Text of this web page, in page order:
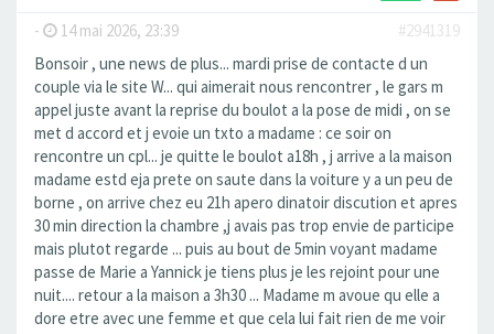
- 14 mai 2026, 23:39
#2941319
Bonsoir , une news de plus... mardi prise de contacte d un
couple via le site W... qui aimerait nous rencontrer , le gars m
appel juste avant la reprise du boulot a la pose de midi , on se
met d accord et j evoie un txto a madame : ce soir on
rencontre un cpl... je quitte le boulot a18h , j arrive a la maison
madame estd eja prete on saute dans la voiture y a un peu de
borne , on arrive chez eu 21h apero dinatoir discution et apres
30 min direction la chambre ,j avais pas trop envie de participe
mais plutot regarde ... puis au bout de 5min voyant madame
passe de Marie a Yannick je tiens plus je les rejoint pour une
nuit.... retour a la maison a 3h30 ... Madame m avoue qu elle a
dore etre avec une femme et que cela lui fait rien de me voir